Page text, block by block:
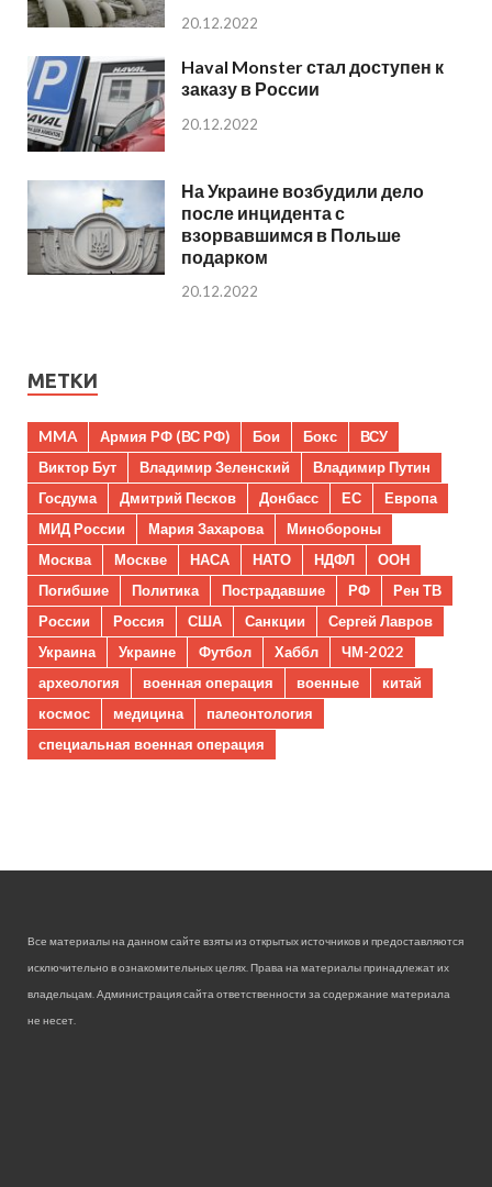
20.12.2022
Haval Monster стал доступен к
заказу в России
20.12.2022
На Украине возбудили дело
после инцидента с
взорвавшимся в Польше
подарком
20.12.2022
МЕТКИ
MMA Армия РФ (ВС РФ) Бои Бокс
ВСУ
Виктор Бут
Владимир Зеленский
Владимир Путин
Госдума
Дмитрий Песков Донбасс ЕС
Европа
МИД России
Мария Захарова
Минобороны
Москва
Москве НАСА НАТО НДФЛ
ООН
Погибшие
Политика Пострадавшие РФ
Рен ТВ
России
Россия США Санкции
Сергей Лавров
Украина
Украине Футбол Хаббл
ЧМ-2022
археология
военная операция военные
китай
космос
медицина
палеонтология
специальная военная операция
Все материалы на данном сайте взяты из открытых источников и предоставляются
исключительно в ознакомительных целях. Права на материалы принадлежат их
владельцам. Администрация сайта ответственности за содержание материала
не несет.